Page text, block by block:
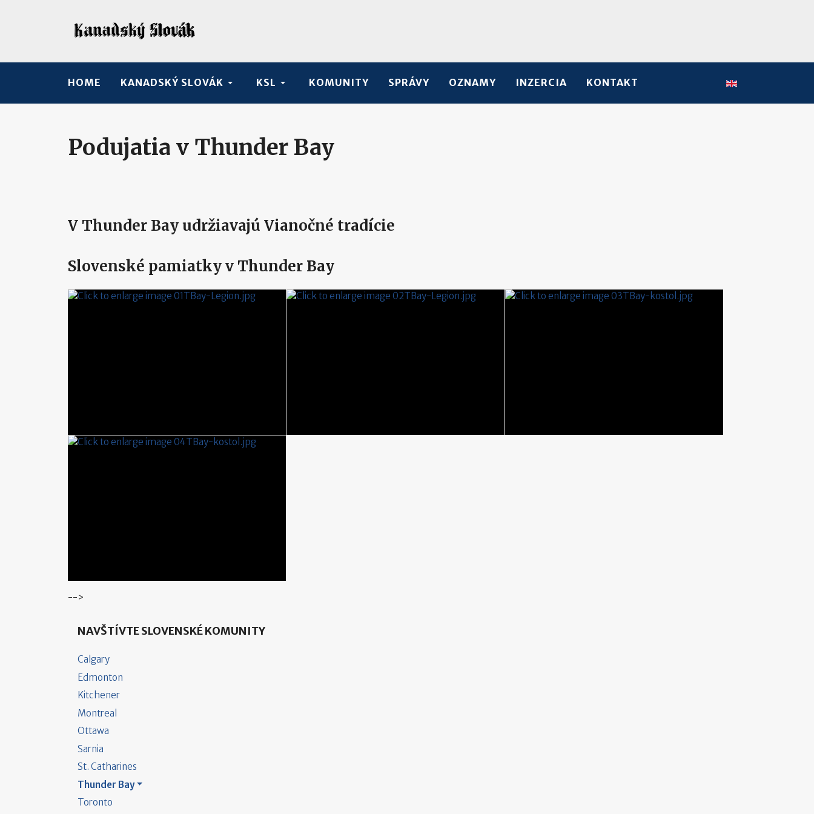
HOME KANADSKÝ SLOVÁK KSL KOMUNITY SPRÁVY OZNAMY INZERCIA KONTAKT Vyberte váš jazyk
Podujatia v Thunder Bay
V Thunder Bay udržiavajú Vianočné tradície
Slovenské pamiatky v Thunder Bay
-->
NAVŠTÍVTE SLOVENSKÉ KOMUNITY
Calgary
Edmonton
Kitchener
Montreal
Ottawa
Sarnia
St. Catharines
Thunder Bay
Toronto